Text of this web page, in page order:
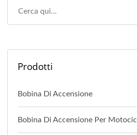
Prodotti
Bobina Di Accensione
Bobina Di Accensione Per